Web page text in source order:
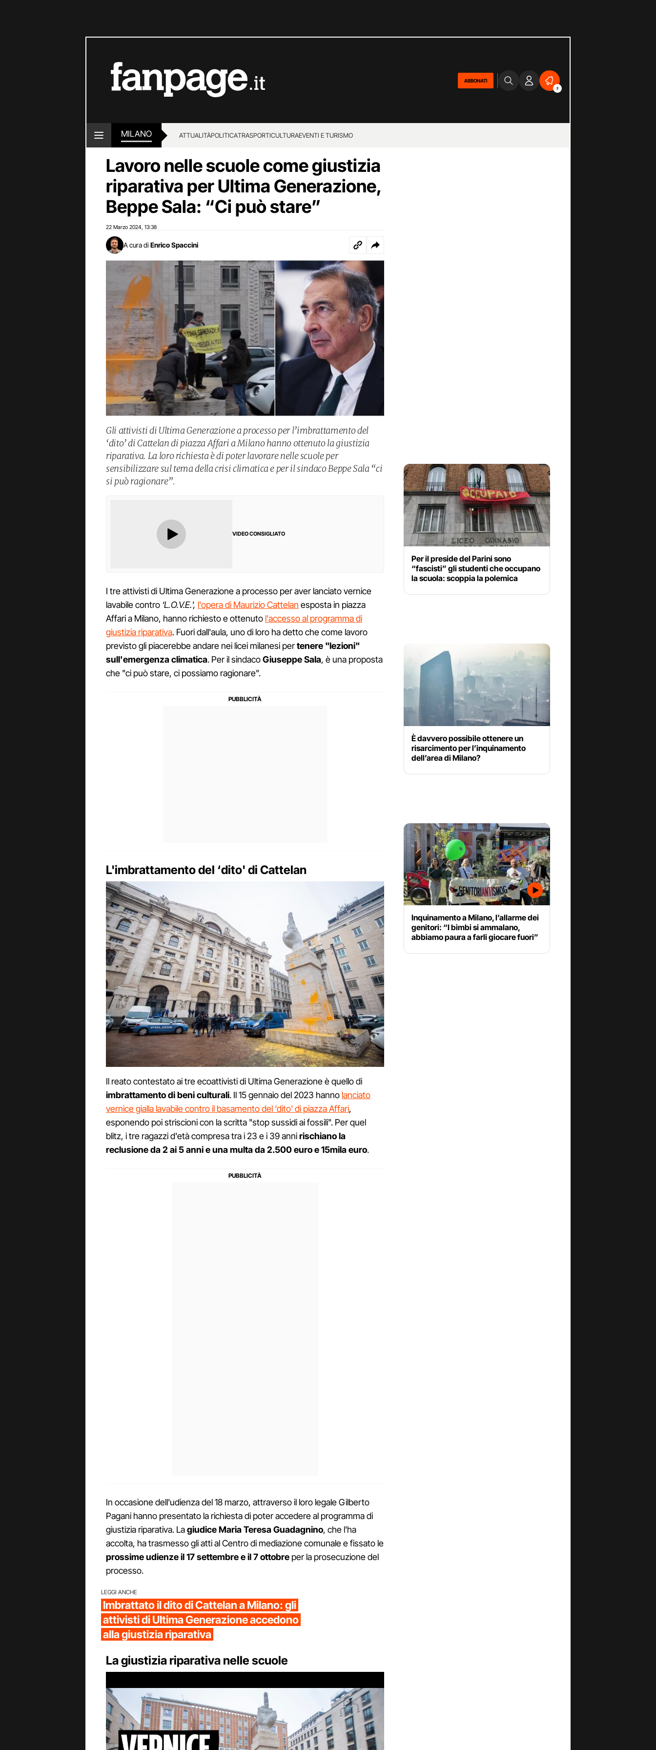
ABBONATI
2
MILANO ATTUALITÀPOLITICATRASPORTICULTURAEVENTI E TURISMO
Lavoro nelle scuole come giustizia
riparativa per Ultima Generazione,
Beppe Sala: “Ci può stare”
22 Marzo 2024 13:38
A cura di Enrico Spaccini
Gli attivisti di Ultima Generazione a processo per l’imbrattamento del
‘dito’ di Cattelan di piazza Affari a Milano hanno ottenuto la giustizia
riparativa. La loro richiesta è di poter lavorare nelle scuole per
sensibilizzare sul tema della crisi climatica e per il sindaco Beppe Sala “ci
si può ragionare”.
VIDEO CONSIGLIATO
I tre attivisti di Ultima Generazione a processo per aver lanciato vernice
lavabile contro ‘L.O.V.E.', l'opera di Maurizio Cattelan esposta in piazza
Affari a Milano, hanno richiesto e ottenuto l'accesso al programma di
giustizia riparativa. Fuori dall'aula, uno di loro ha detto che come lavoro
previsto gli piacerebbe andare nei licei milanesi pertenere "lezioni"
sull'emergenza climatica. Per il sindacoGiuseppe Sala, è una proposta
che "ci può stare, ci possiamo ragionare".
L'imbrattamento del ‘dito' di Cattelan
Il reato contestato ai tre ecoattivisti di Ultima Generazione è quello di
imbrattamento di beni culturali. Il 15 gennaio del 2023 hanno lanciato
vernice gialla lavabile contro il basamento del ‘dito' di piazza Affari,
esponendo poi striscioni con la scritta "stop sussidi ai fossili". Per quel
blitz, i tre ragazzi d'età compresa tra i 23 e i 39 annirischiano la
reclusione da 2 ai 5 anni e una multa da 2.500 euro e 15mila euro.
In occasione dell'udienza del 18 marzo, attraverso il loro legale Gilberto
Pagani hanno presentato la richiesta di poter accedere al programma di
giustizia riparativa. Lagiudice Maria Teresa Guadagnino, che l'ha
accolta, ha trasmesso gli atti al Centro di mediazione comunale e fissato le
prossime udienze il 17 settembre e il 7 ottobre per la prosecuzione del
processo.
LEGGI ANCHE
Imbrattato il dito di Cattelan a Milano: gli
attivisti di Ultima Generazione accedono
alla giustizia riparativa
La giustizia riparativa nelle scuole
Per il preside del Parini sono
“fascisti” gli studenti che occupano
la scuola: scoppia la polemica
È davvero possibile ottenere un
risarcimento per l’inquinamento
dell’area di Milano?
Inquinamento a Milano, l’allarme dei
genitori: “I bimbi si ammalano,
abbiamo paura a farli giocare fuori”